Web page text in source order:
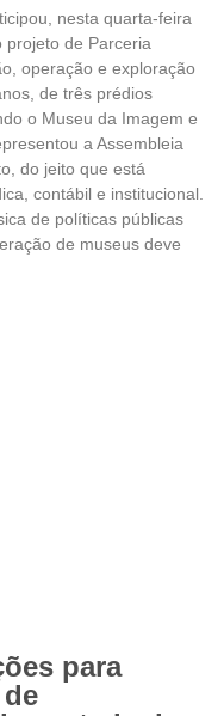
nesta quarta-feira
projeto de Parceria
operação e exploração
de três prédios
o Museu da Imagem e
a Assembleia
do jeito que está
contábil e institucional.
de políticas públicas
de museus deve
para